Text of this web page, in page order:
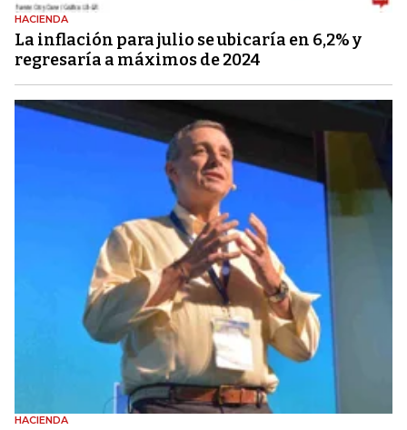
HACIENDA
La inflación para julio se ubicaría en 6,2% y
regresaría a máximos de 2024
HACIENDA